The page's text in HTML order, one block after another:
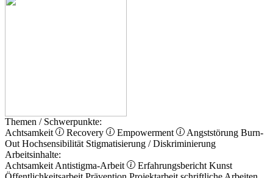
Themen / Schwerpunkte:
Achtsamkeit
Recovery Empowerment Angststörung Burn-
Out Hochsensibilität Stigmatisierung / Diskriminierung
Arbeitsinhalte:
Achtsamkeit Antistigma-Arbeit Erfahrungsbericht Kunst